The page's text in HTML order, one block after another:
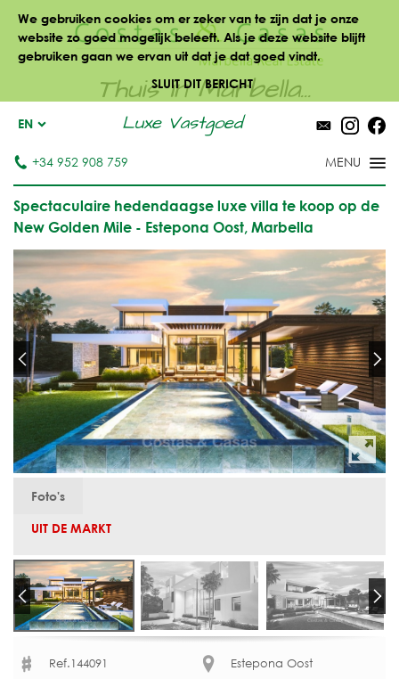
We gebruiken cookies om er zeker van te zijn dat je onze
website zo goed mogelijk beleeft. Als je deze website blijft
gebruiken gaan we ervan uit dat je dat goed vindt.
SLUIT DIT BERICHT
Thuis in Marbella...
Luxe Vastgoed
EN
+34 952 908 759
Spectaculaire hedendaagse luxe villa te koop op de
New Golden Mile - Estepona Oost, Marbella
Foto's
UIT DE MARKT
Ref.144091 Estepona Oost